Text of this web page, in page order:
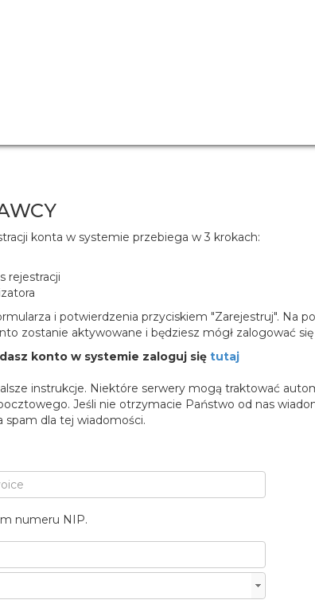
konta w systemie przebiega w 3 krokach:
rejestracji
i potwierdzenia przyciskiem "Zarejestruj". Na
zostanie aktywowane i będziesz mógł zalogować
konto w systemie zaloguj się tutaj
instrukcje. Niektóre serwery mogą traktować
Jeśli nie otrzymacie Państwo od nas
spam dla tej wiadomości.
numeru NIP.